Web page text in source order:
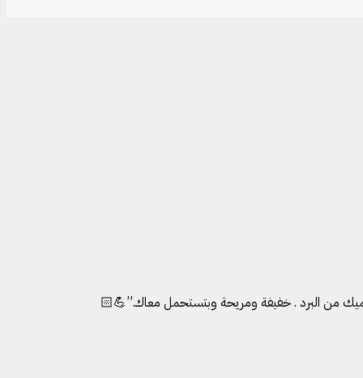
من البرد . خفيفة ومريحة وبتستحمل معاك.”💪🏻